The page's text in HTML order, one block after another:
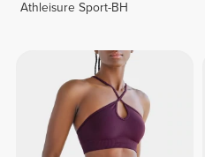
Athleisure Sport-BH